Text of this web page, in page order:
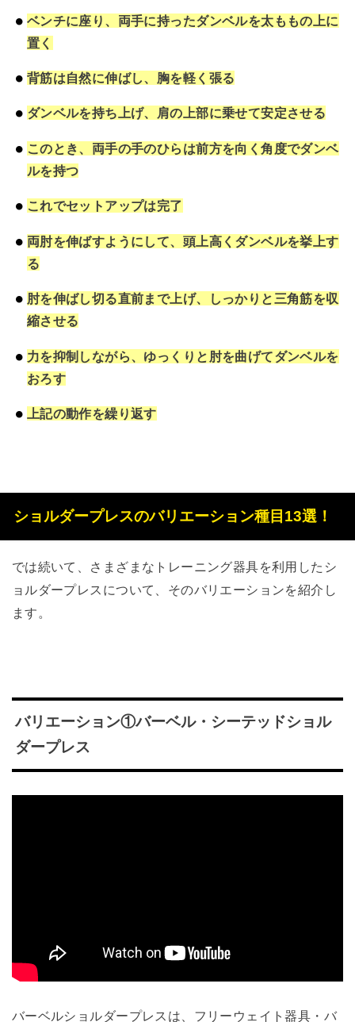
ベンチに座り、両手に持ったダンベルを太ももの上に
置く
背筋は自然に伸ばし、胸を軽く張る
ダンベルを持ち上げ、肩の上部に乗せて安定させる
このとき、両手の手のひらは前方を向く角度でダンベ
ルを持つ
これでセットアップは完了
両肘を伸ばすようにして、頭上高くダンベルを挙上す
る
肘を伸ばし切る直前まで上げ、しっかりと三角筋を収
縮させる
力を抑制しながら、ゆっくりと肘を曲げてダンベルを
おろす
上記の動作を繰り返す
ショルダープレスのバリエーション種目13選！
では続いて、さまざまなトレーニング器具を利用したシ
ョルダープレスについて、そのバリエーションを紹介し
ます。
バリエーション①バーベル・シーテッドショル
ダープレス
バーベルショルダープレスは、フリーウェイト器具・バ